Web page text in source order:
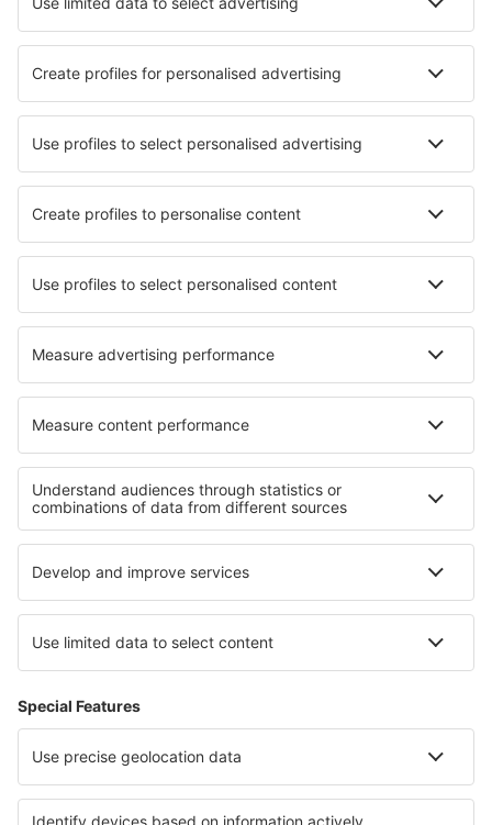
Hoteluri în Xanthi Hoteluri în Melíssion
Cele mai bune hoteluri - orașe
Hoteluri în Huerta Grande Hoteluri în Glenelg
Hoteluri în Hotensleben Hoteluri în Föglö
Hoteluri în Sao Bartolomeu de Messines Hoteluri în Dorridge
Hoteluri în Calbe Hoteluri în Marysville
Cele mai bune hoteluri - regiuni
Hoteluri in Andros Hoteluri in Karpathos
Hoteluri în Itaca Hoteluri in Creta
Hoteluri in Insulele Ionice Hoteluri în Cipru
Hoteluri în Parcul Național Góry Stołowe
Hoteluri În Kazanlak județul Hoteluri în Alpe d'Huez